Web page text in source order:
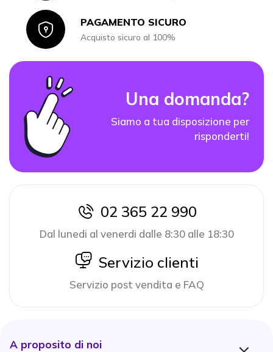
IconPAGAMENTO SICURO
Acquisto sicuro al 100%
Una domanda?
Siamo a tua disposizione per
risponderti!
icon
02 365 22 990
Dal lunedi al venerdi dalle 8:30 alle 18:30
icon
Servizio clienti
Servizio post vendita e FAQ
A proposito di noi